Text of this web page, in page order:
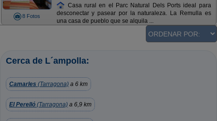
8 Fotos
Casa rural en el Parc Natural Dels Ports ideal para
desconectar y pasear por la naturaleza. La Remulla es
una casa de pueblo que se alquila ...
Cerca de L´ampolla:
Camarles (Tarragona) a 6 km
El Perelló (Tarragona) a 6,9 km